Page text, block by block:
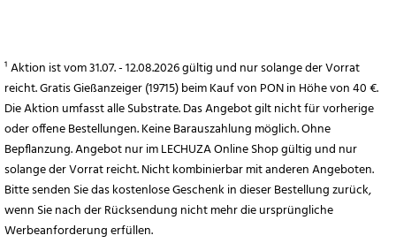
¹ Aktion ist vom 31.07. - 12.08.2026 gültig und nur solange der Vorrat
reicht. Gratis Gießanzeiger (19715) beim Kauf von PON in Höhe von 40 €.
Die Aktion umfasst alle Substrate. Das Angebot gilt nicht für vorherige
oder offene Bestellungen. Keine Barauszahlung möglich. Ohne
Bepflanzung. Angebot nur im LECHUZA Online Shop gültig und nur
solange der Vorrat reicht. Nicht kombinierbar mit anderen Angeboten.
Bitte senden Sie das kostenlose Geschenk in dieser Bestellung zurück,
wenn Sie nach der Rücksendung nicht mehr die ursprüngliche
Werbeanforderung erfüllen.